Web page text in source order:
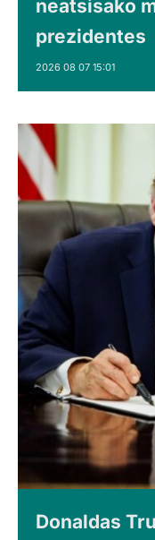
neatsisako
prezidentes
2026 08 07 15:01
Donaldas